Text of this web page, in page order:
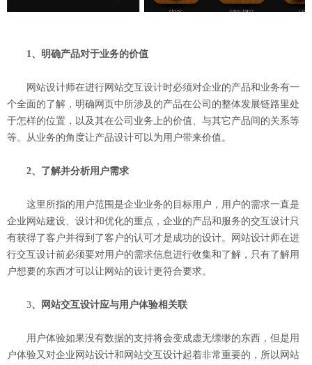
1、明确产品对于业务的价值
网站设计师在进行网站交互设计时必须对企业的产品和业务有一
个全面的了解，明确网页中所涉及的产品在公司的整体发展链路里处
于怎样的位置，以及其在公司业务上的价值、与其它产品间的关系等
等。从业务的角度让产品设计可以为用户带来价值。
2、了解并分析用户需求
这里所指的用户范围是企业业务的目标用户，用户的需求一直是
企业网站建设、设计和优化的重点，企业的产品和服务的交互设计只
有获得了客户并得到了客户的认可才是成功的设计。网站设计师在进
行交互设计前必须要对用户的需求信息进行收集和了解，只有了解用
户想要的东西才可以让网站的设计更符合要求。
3、网站交互设计应与用户体验相关联
用户体验如果没有数据的支持将会变成虚无缥缈的东西，但是用
户体验又对企业网站设计和网站交互设计起着非常重要的，所以网站